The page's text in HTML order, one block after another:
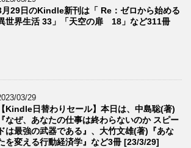
月29日のKindle新刊は「 Re：ゼロから始める
世界生活 33」「天空の扉 18」など311冊
03/29
【Kindle日替わりセール】本日は、中島聡(著)
『なぜ、あなたの仕事は終わらないのか スピー
ドは最強の武器である』、大竹文雄(著)『あな
を変える行動経済学』など3冊 [23/3/29]